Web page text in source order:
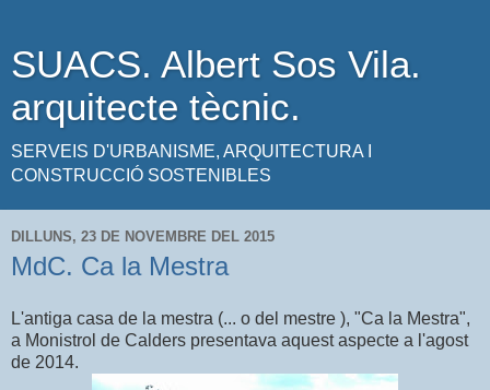
SUACS. Albert Sos Vila.
arquitecte tècnic.
SERVEIS D'URBANISME, ARQUITECTURA I
CONSTRUCCIÓ SOSTENIBLES
DILLUNS, 23 DE NOVEMBRE DEL 2015
MdC. Ca la Mestra
L'antiga casa de la mestra (... o del mestre ), "Ca la Mestra",
a Monistrol de Calders presentava aquest aspecte a l'agost
de 2014.